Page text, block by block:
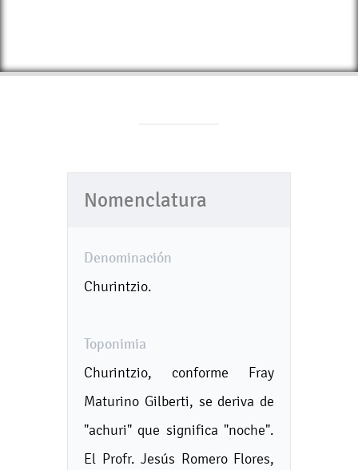
Nomenclatura
Denominación
Churintzio.
Toponimia
Churintzio, conforme Fray
Maturino Gilberti, se deriva de
"achuri" que significa "noche".
El Profr. Jesús Romero Flores,